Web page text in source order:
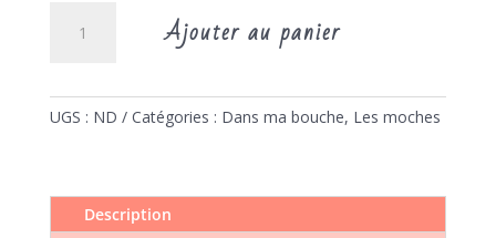
aux
Ajouter au panier
UGS : ND Catégories : Dans ma bouche, Les moches
Description